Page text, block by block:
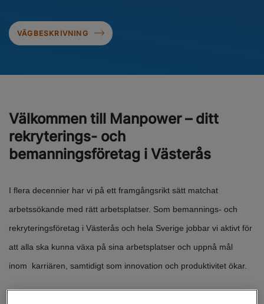
VÄGBESKRIVNING
Välkommen till Manpower – ditt
rekryterings- och
bemanningsföretag i Västerås
I flera decennier har vi på ett framgångsrikt sätt matchat
arbetssökande med rätt arbetsplatser. Som bemannings- och
rekryteringsföretag i Västerås och hela Sverige jobbar vi aktivt för
att alla ska kunna växa på sina arbetsplatser och uppnå mål
inom karriären, samtidigt som innovation och produktivitet ökar.